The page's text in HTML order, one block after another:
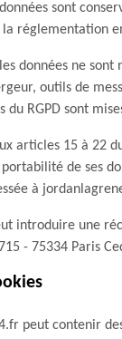
sont
réglementation
données ne
outils de
RGPD sont
articles 15 à 22
de ses
à
introduire une
- 75334 Paris
peut contenir